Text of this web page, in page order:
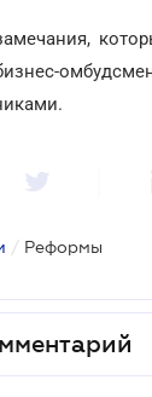
/ Реформы